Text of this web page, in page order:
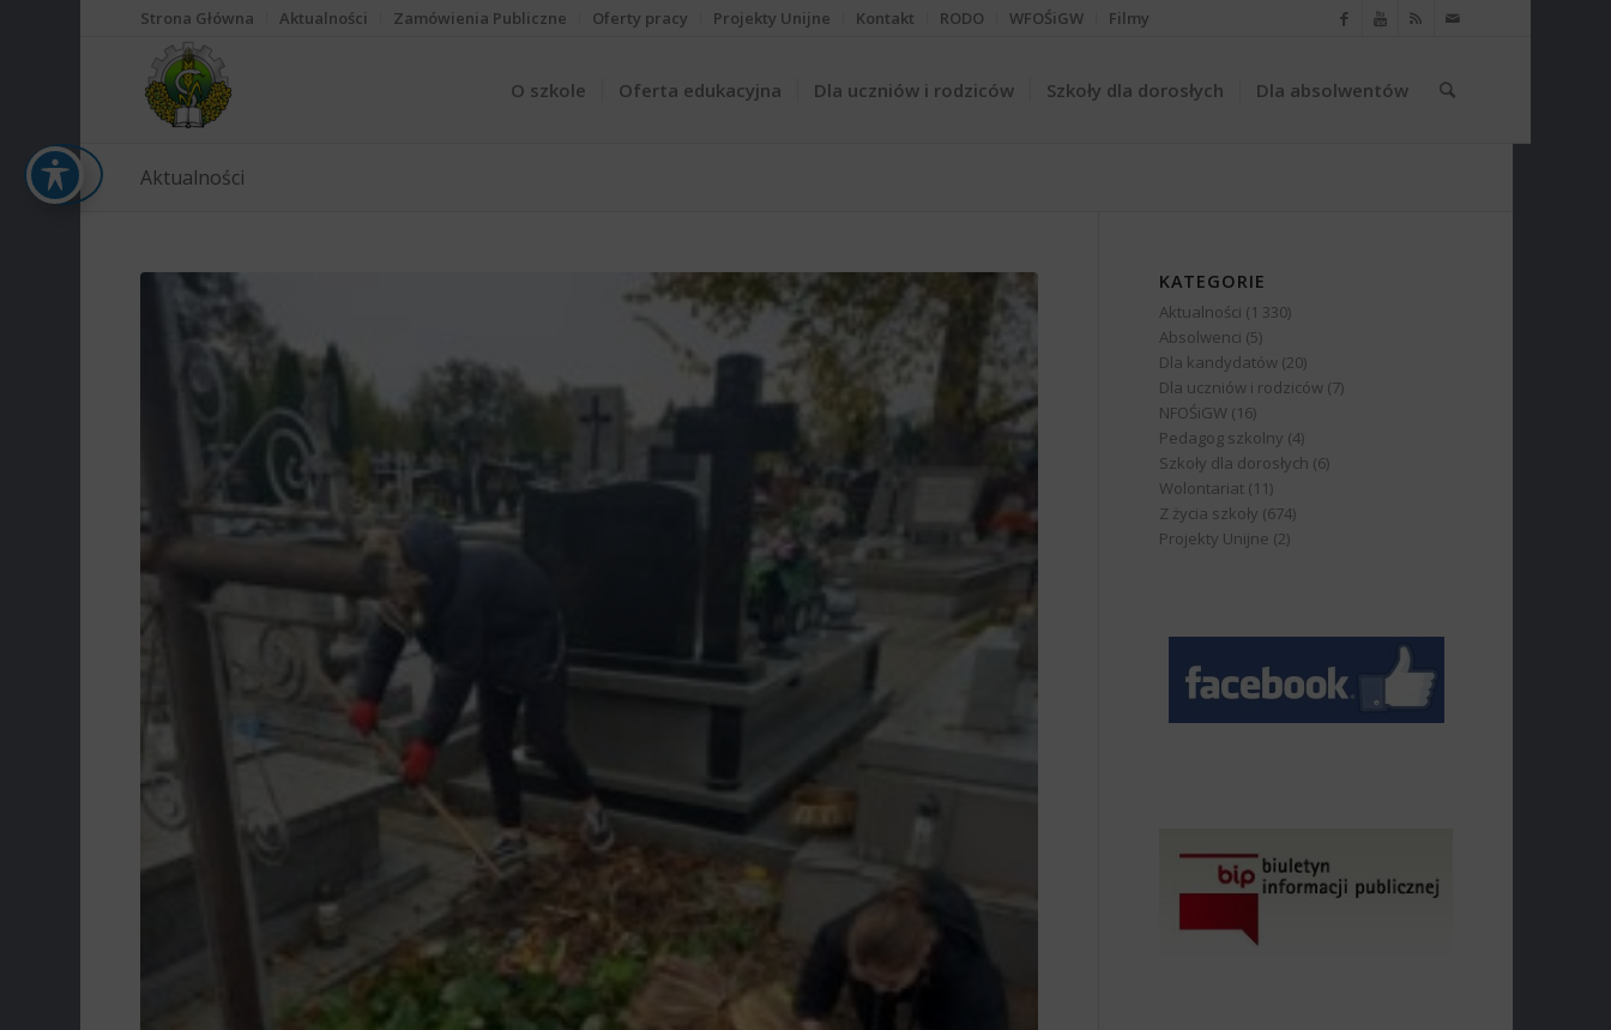
Strona Główna Aktualności Zamówienia Publiczne Oferty pracy Projekty Unijne Kontakt RODO WFOŚiGW Filmy
O szkole Oferta edukacyjna Dla uczniów i rodziców Szkoły dla dorosłych Dla absolwentów
Aktualności
KATEGORIE
Aktualności (1 330)
Absolwenci (5)
Dla kandydatów (20)
Dla uczniów i rodziców (7)
NFOŚiGW (16)
Pedagog szkolny (4)
Szkoły dla dorosłych (6)
Wolontariat (11)
Z życia szkoły (674)
Projekty Unijne (2)